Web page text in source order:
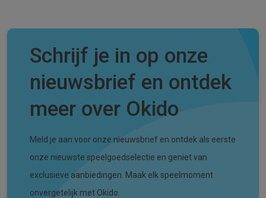
Schrijf je in op onze
nieuwsbrief en ontdek
meer over Okido
Meld je aan voor onze nieuwsbrief en ontdek als eerste
onze nieuwste speelgoedselectie en geniet van
exclusieve aanbiedingen. Maak elk speelmoment
onvergetelijk met Okido.